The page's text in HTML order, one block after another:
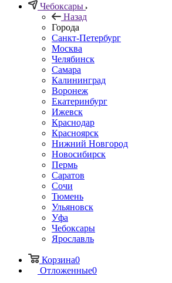
Чебоксары
Назад
Города
Санкт-Петербург
Москва
Челябинск
Самара
Калининград
Воронеж
Екатеринбург
Ижевск
Краснодар
Красноярск
Нижний Новгород
Новосибирск
Пермь
Саратов
Сочи
Тюмень
Ульяновск
Уфа
Чебоксары
Ярославль
Корзина0
Отложенные0